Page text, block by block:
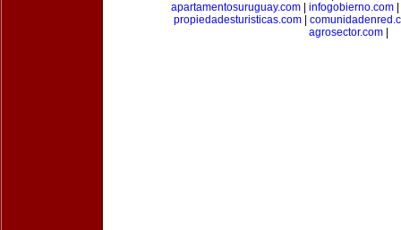
apartamentosuruguay.com
infogobierno.com
propiedadesturisticas.com|
agrosector.com|